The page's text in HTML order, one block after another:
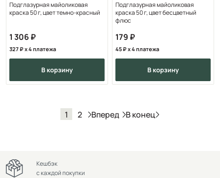
Подглазурная майоликовая
краска 50 г, цвет темно-красный
1 306
327 x 4 платежа
в корзину
Подглазурная майоликовая
краска 50 г, цвет бесцветный
флюс
179
45 x 4 платежа
в корзину
1 2 Вперед В конец
Кешбэк
с каждой покупки